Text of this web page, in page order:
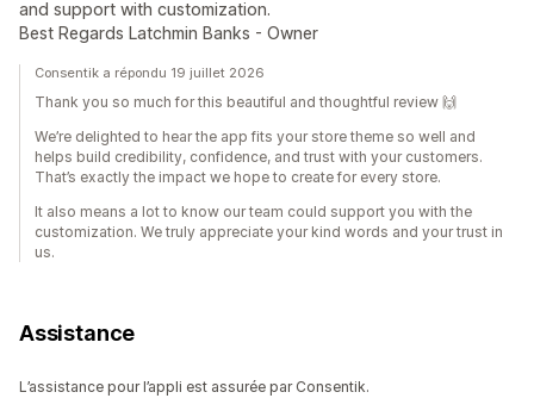
and support with customization.
Best Regards Latchmin Banks - Owner
Consentik a répondu 19 juillet 2026
Thank you so much for this beautiful and thoughtful review 🙌
We’re delighted to hear the app fits your store theme so well and
helps build credibility, confidence, and trust with your customers.
That’s exactly the impact we hope to create for every store.
It also means a lot to know our team could support you with the
customization. We truly appreciate your kind words and your trust in
us.
Assistance
L’assistance pour l’appli est assurée par Consentik.